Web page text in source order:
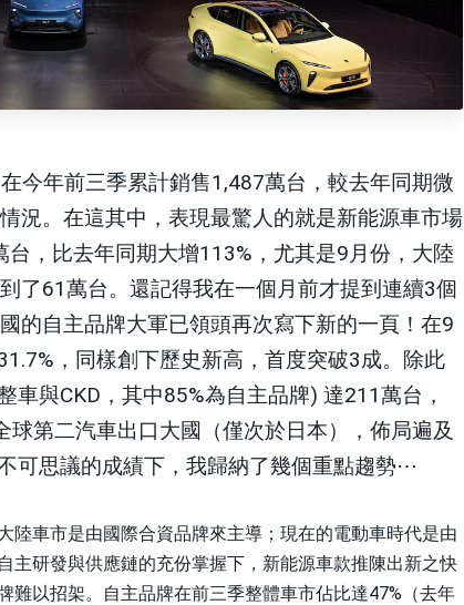
今年前三季累計銷售1,487萬台，較去年同期微
況。在這其中，表現最驚人的就是新能源車市場
台，比去年同期大增113% ，尤其是9月份，大陸
了61萬台。還記得我在一個月前才提到連續3個
的自主品牌大軍已領頭再次寫下新的一頁！在9
，同樣創下歷史新高，首度突破3成。除此
車與CKD ，其中85%為自主品牌) 達211萬台，
球第二汽車出口大國（僅次於日本），佈局遍及
可思議的成績下，我歸納了幾個重點趨勢⋯
陸車市是由國際合資品牌來主導；現在的電動車時代是由
主研發與供應鏈的充份掌握下，新能源車款推陳出新之快
難以招架。自主品牌在前三季整體車市佔比達47% （去年